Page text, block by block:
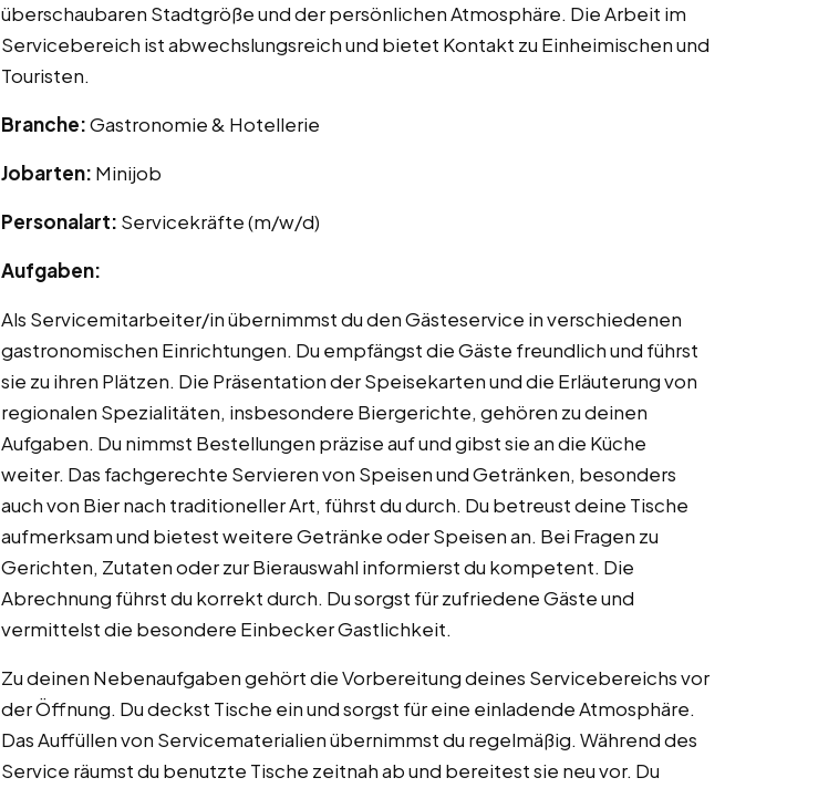
überschaubaren Stadtgröße und der persönlichen Atmosphäre. Die Arbeit im
Servicebereich ist abwechslungsreich und bietet Kontakt zu Einheimischen und
Touristen.
Branche:Gastronomie & Hotellerie
Jobarten: Minijob
Personalart: Servicekräfte (m/w/d)
Aufgaben:
Als Servicemitarbeiter/in übernimmst du den Gästeservice in verschiedenen
gastronomischen Einrichtungen. Du empfängst die Gäste freundlich und führst
sie zu ihren Plätzen. Die Präsentation der Speisekarten und die Erläuterung von
regionalen Spezialitäten, insbesondere Biergerichte, gehören zu deinen
Aufgaben. Du nimmst Bestellungen präzise auf und gibst sie an die Küche
weiter. Das fachgerechte Servieren von Speisen und Getränken, besonders
auch von Bier nach traditioneller Art, führst du durch. Du betreust deine Tische
aufmerksam und bietest weitere Getränke oder Speisen an. Bei Fragen zu
Gerichten, Zutaten oder zur Bierauswahl informierst du kompetent. Die
Abrechnung führst du korrekt durch. Du sorgst für zufriedene Gäste und
vermittelst die besondere Einbecker Gastlichkeit.
Zu deinen Nebenaufgaben gehört die Vorbereitung deines Servicebereichs vor
der Öffnung. Du deckst Tische ein und sorgst für eine einladende Atmosphäre.
Das Auffüllen von Servicematerialien übernimmst du regelmäßig. Während des
Service räumst du benutzte Tische zeitnah ab und bereitest sie neu vor. Du